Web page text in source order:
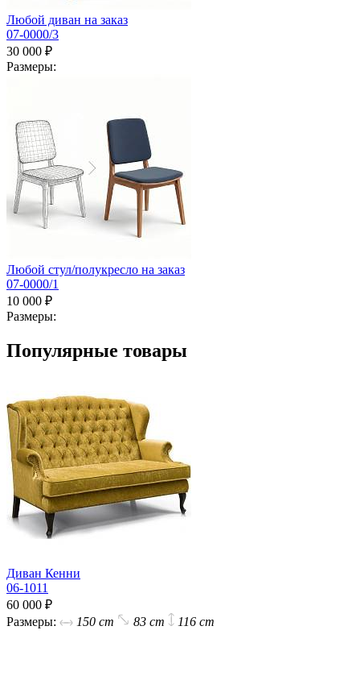
Любой диван на заказ
07-0000/3
30 000 ₽
Размеры:
Любой стул/полукресло на заказ
07-0000/1
10 000 ₽
Размеры:
Популярные товары
Диван Кенни
06-1011
60 000 ₽
Размеры:
150 cm 83 cm 116 cm